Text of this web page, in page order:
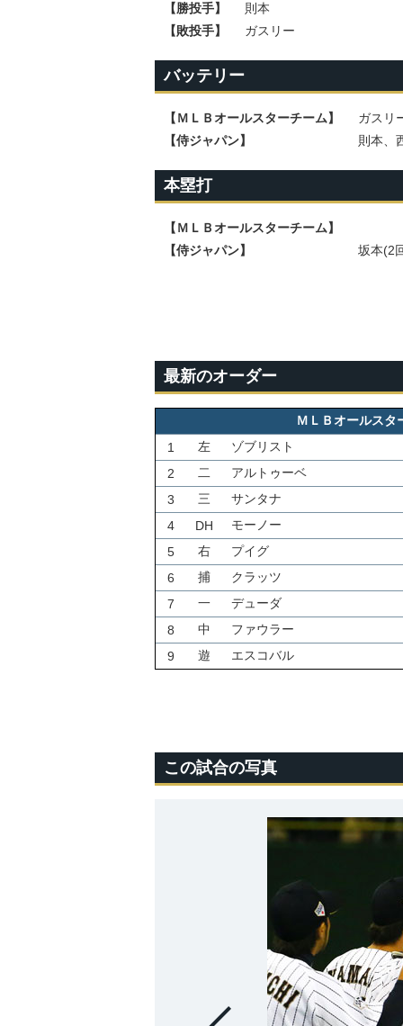
【勝投手】
則本
【敗投手】
ガスリー
バッテリー
【ＭＬＢオールスターチーム】
ガスリ
【侍ジャパン】
則本、
本塁打
【ＭＬＢオールスターチーム】
【侍ジャパン】
坂本(2
最新のオーダー
ＭＬＢオールスタ
1
左
ゾブリスト
2
二
アルトゥーベ
3
三
サンタナ
4
DH
モーノー
5
右
プイグ
6
捕
クラッツ
7
一
デューダ
8
中
ファウラー
9
遊 エスコバル
この試合の写真